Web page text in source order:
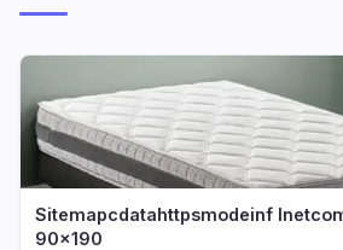
Sitemapcdatahttpsmodeinf
90x190